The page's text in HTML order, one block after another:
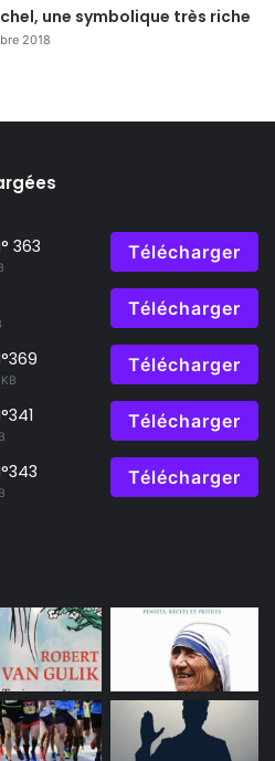
une symbolique très riche
2018
363 Télécharger
Télécharger
Télécharger
Télécharger
Télécharger